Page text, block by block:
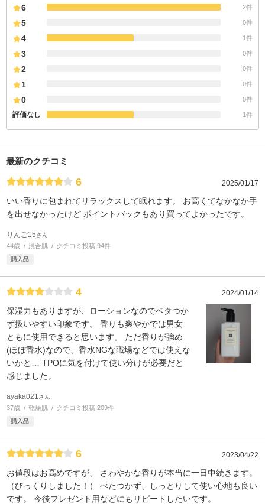
6 2件
5 0件
4 1件
3 0件
2 0件
1 0件
0 0件
評価なし 1件
最新のクチコミ
6 2025/01/17
いい香りに包まれてリラックスして眠れます。 お高くてなかなか手
を出せなかったけど ポイントバックもあり買ってよかったです。
りんご15さん
44歳 混合肌 クチコミ投稿 94件
購入品
4 2024/01/14
保湿力もありますが、ローションなのでベタつか
ず扱いやすい印象です。 香りも爽やかでは男女
ともに使用できると思います。 ただ香りが強め
(ほぼ香水)なので、香水NGな職場などでは使えな
いかと… TPOに気を付けて使い分けが必要だと
感じました。
ayaka021さん
37歳 乾燥肌 クチコミ投稿 209件
購入品
6 2023/04/22
お値段はお高めですが、 さわやかな香りが本当に一日中続きます。
（びっくりしました！） べたつかず、しっとりして使い心地も良い
です。 今後プレゼント用などにもリピートしたいです。